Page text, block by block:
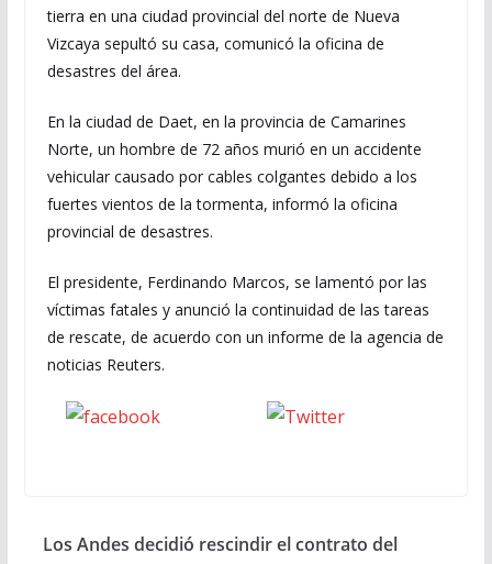
tierra en una ciudad provincial del norte de Nueva
Vizcaya sepultó su casa, comunicó la oficina de
desastres del área.
En la ciudad de Daet, en la provincia de Camarines
Norte, un hombre de 72 años murió en un accidente
vehicular causado por cables colgantes debido a los
fuertes vientos de la tormenta, informó la oficina
provincial de desastres.
El presidente, Ferdinando Marcos, se lamentó por las
víctimas fatales y anunció la continuidad de las tareas
de rescate, de acuerdo con un informe de la agencia de
noticias Reuters.
Los Andes decidió rescindir el contrato del